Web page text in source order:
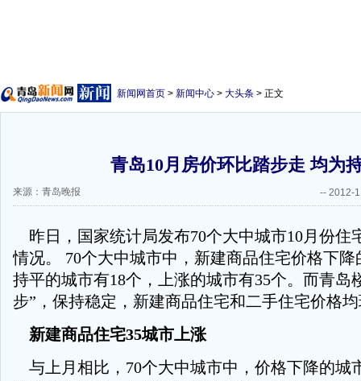
新闻网首页 > 新闻中心 > 大头条 > 正文
青岛10月房价环比踏步走 均为
来源：青岛晚报 -- 2012-
昨日，国家统计局发布70个大中城市10月份住
情况。 70个大中城市中，新建商品住宅价格下降
持平的城市有18个，上涨的城市有35个。而青岛
步”，保持稳定，新建商品住宅和二手住宅价格
新建商品住宅35城市上涨
与上月相比，70个大中城市中，价格下降的城